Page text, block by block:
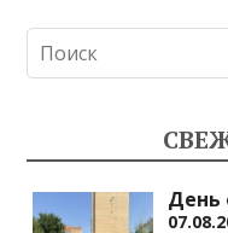
o
as
s
gr
a
m
День